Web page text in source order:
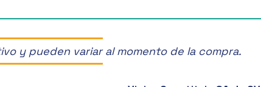
y pueden variar al momento de la compra.